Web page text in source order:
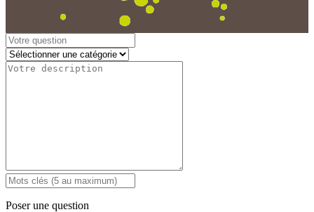
Poser une question